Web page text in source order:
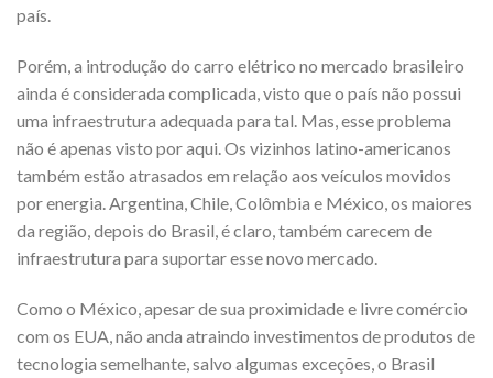
país.
Porém, a introdução do carro elétrico no mercado brasileiro
ainda é considerada complicada, visto que o país não possui
uma infraestrutura adequada para tal. Mas, esse problema
não é apenas visto por aqui. Os vizinhos latino-americanos
também estão atrasados em relação aos veículos movidos
por energia. Argentina, Chile, Colômbia e México, os maiores
da região, depois do Brasil, é claro, também carecem de
infraestrutura para suportar esse novo mercado.
Como o México, apesar de sua proximidade e livre comércio
com os EUA, não anda atraindo investimentos de produtos de
tecnologia semelhante, salvo algumas exceções, o Brasil